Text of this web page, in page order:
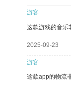
游客
这款游戏的音乐
2025-09-23
游客
这款app的物流